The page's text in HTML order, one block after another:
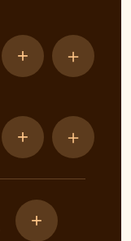
+ ＋
+ ＋
+